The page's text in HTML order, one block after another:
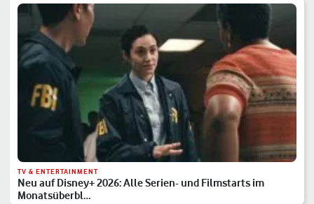
TV & ENTERTAINMENT
Neu auf Disney+ 2026: Alle Serien- und Filmstarts im
Monatsüberbl…